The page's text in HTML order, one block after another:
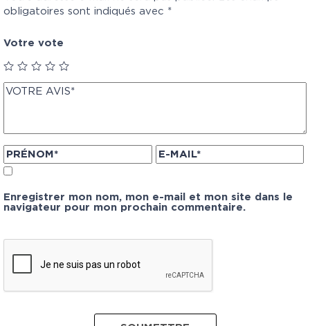
obligatoires sont indiqués avec *
Votre vote
Enregistrer mon nom, mon e-mail et mon site dans le
navigateur pour mon prochain commentaire.